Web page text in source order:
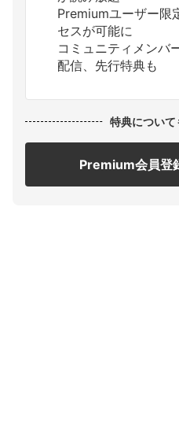
Premiumユーザー限
セスが可能に
コミュニティメンバ
配信、先行特典も
特典について
Premium会員登